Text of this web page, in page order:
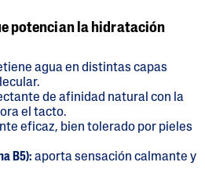
potencian la hidratación
agua en distintas capas
de afinidad natural con la
el tacto.
eficaz, bien tolerado por pieles
B5): aporta sensación calmante y